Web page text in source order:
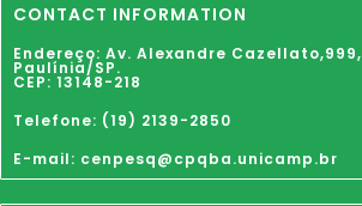
CONTACT INFORMATION
Endereço: Av. Alexandre Cazellato,999,
Paulínia/SP.
CEP: 13148-218
Telefone: (19) 2139-2850
E-mail: cenpesq@cpqba.unicamp.br